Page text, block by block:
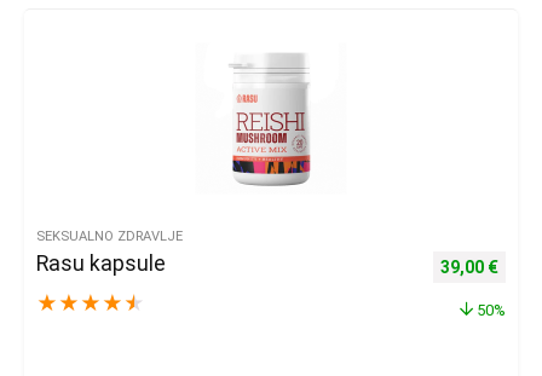
SEKSUALNO ZDRAVLJE
Rasu kapsule
★ ★ ★ ★ ★
Izvorna
39,00 €
50%